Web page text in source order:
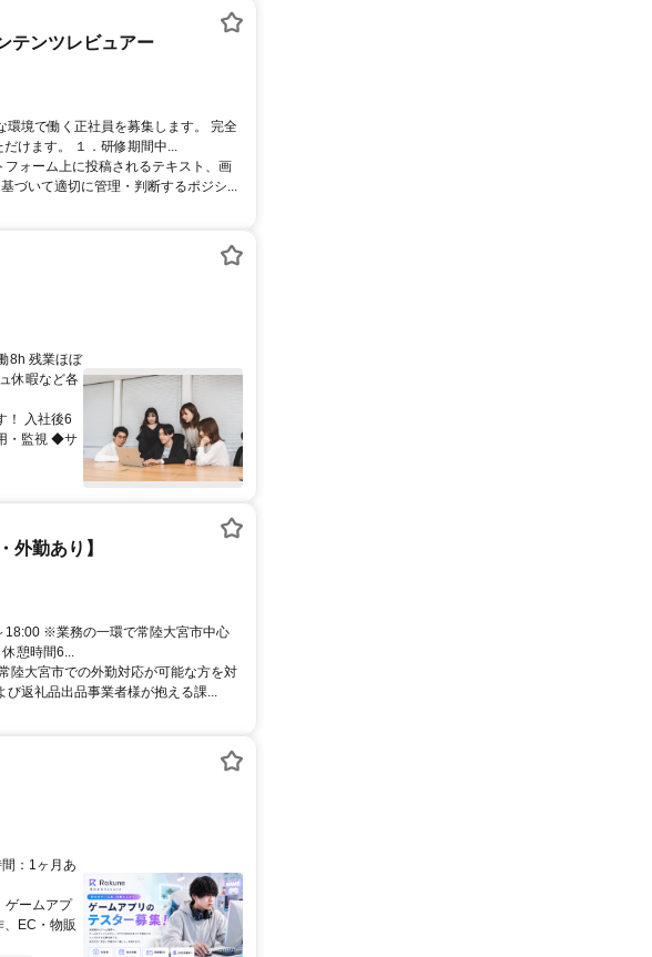
テンツレビュアー
環境で働く正社員を募集します。 完全
けます。 １．研修期間中...
ォーム上に投稿されるテキスト、画
づいて適切に管理・判断するポジシ...
8h 残業ほぼ
休暇など各
！ 入社後6
・監視 ◆サ
外勤あり】
18:00 ※業務の一環で常陸大宮市中心
憩時間6...
陸大宮市での外勤対応が可能な方を対
び返礼品出品事業者様が抱える課...
：1ヶ月あ
ゲームアプ
EC・物販